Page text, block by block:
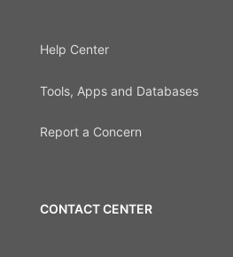
Help Center
Tools, Apps and Databases
Report a Concern
CONTACT CENTER